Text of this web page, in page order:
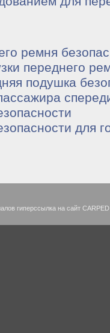
ремня
переднего
подушка
для
гиперссылка на сайт